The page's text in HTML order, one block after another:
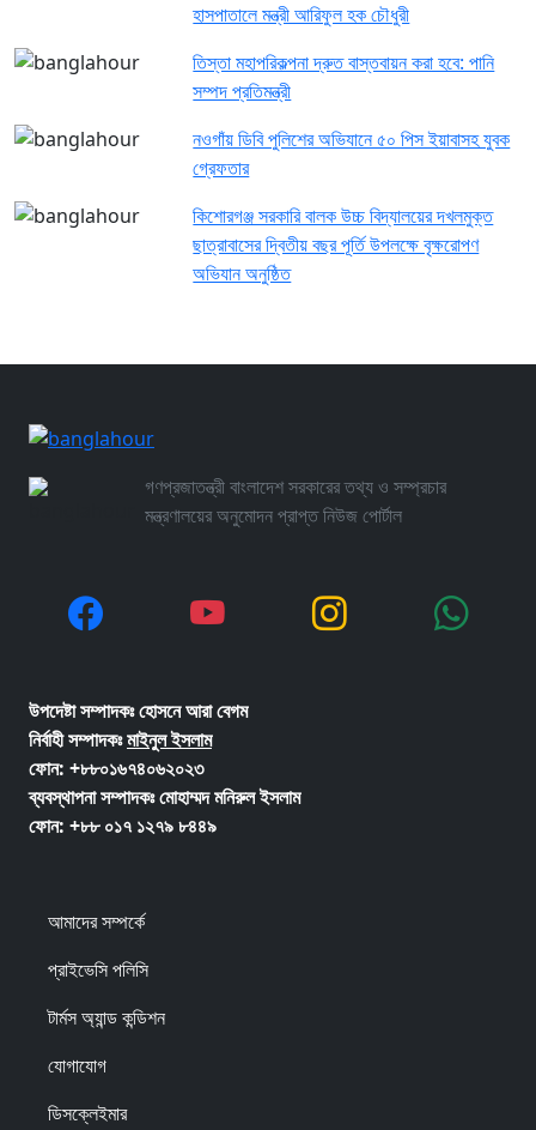
হাসপাতালে মন্ত্রী আরিফুল হক চৌধুরী
তিস্তা মহাপরিকল্পনা দ্রুত বাস্তবায়ন করা হবে: পানি
সম্পদ প্রতিমন্ত্রী
নওগাঁয় ডিবি পুলিশের অভিযানে ৫০ পিস ইয়াবাসহ যুবক
গ্রেফতার
কিশোরগঞ্জ সরকারি বালক উচ্চ বিদ্যালয়ের দখলমুক্ত
ছাত্রাবাসের দ্বিতীয় বছর পূর্তি উপলক্ষে বৃক্ষরোপণ
অভিযান অনুষ্ঠিত
গণপ্রজাতন্ত্রী বাংলাদেশ সরকারের তথ্য ও সম্প্রচার
মন্ত্রণালয়ের অনুমোদন প্রাপ্ত নিউজ পোর্টাল
উপদেষ্টা সম্পাদকঃ হোসনে আরা বেগম
নির্বাহী সম্পাদকঃমাইনুল ইসলাম
ফোন: +৮৮০১৬৭৪০৬২০২৩
ব্যবস্থাপনা সম্পাদকঃ মোহাম্মদ মনিরুল ইসলাম
ফোন: +৮৮ ০১৭ ১২৭৯ ৮৪৪৯
আমাদের সম্পর্কে
প্রাইভেসি পলিসি
টার্মস অ্যান্ড কন্ডিশন
যোগাযোগ
ডিসক্লেইমার